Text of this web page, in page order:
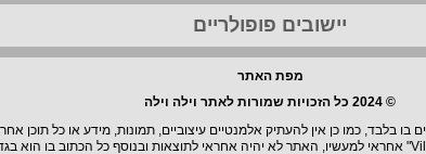
יישובים פופולריים
מפת האתר
© 2024 כל הזכויות שמורות לאתר וילה וילה
בלבד, כמו כן אין להעתיק אלמנטיים עיצוביים, תמונות, מידע או כל תוכן